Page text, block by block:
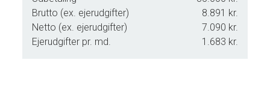
Brutto (ex. ejerudgifter)
8.891 kr.
Netto (ex. ejerudgifter)
7.090 kr.
Ejerudgifter pr. md.
1.683 kr.